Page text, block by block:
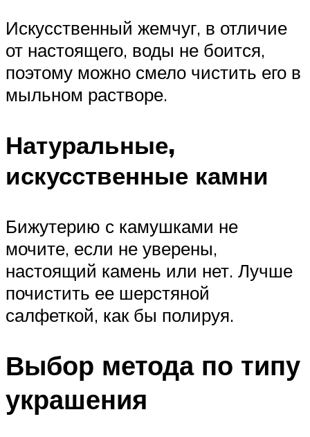
Искусственный жемчуг, в отличие
от настоящего, воды не боится,
поэтому можно смело чистить его в
мыльном растворе.
Натуральные,
искусственные камни
Бижутерию с камушками не
мочите, если не уверены,
настоящий камень или нет. Лучше
почистить ее шерстяной
салфеткой, как бы полируя.
Выбор метода по типу
украшения